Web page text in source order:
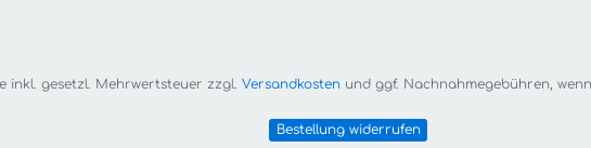
inkl. gesetzl. Mehrwertsteuer zzgl. Versandkostenund ggf. Nachnahmegebühren,
Bestellung widerrufen